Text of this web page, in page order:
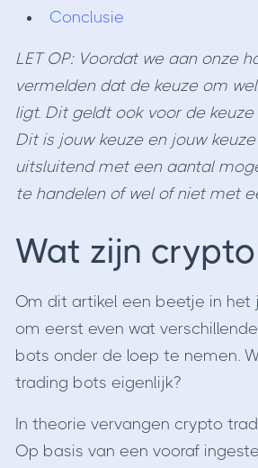
Conclusie
LET OP: Voordat we aan onze
vermelden dat de keuze om
ligt. Dit geldt ook voor de
Dit is jouw keuze en jouw
uitsluitend met een aantal
te handelen of wel of niet met
Wat zijn
Om dit artikel een beetje in het
om eerst even wat
bots onder de loep te nemen.
trading bots eigenlijk?
In theorie vervangen crypto
Op basis van een vooraf